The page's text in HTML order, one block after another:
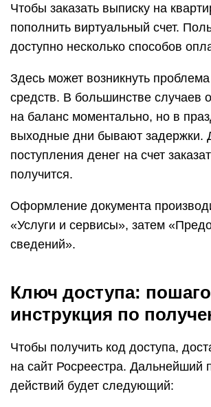
Чтобы заказать выписку на
пополнить виртуальный счет.
доступно несколько способов
Здесь может возникнуть
средств. В большинстве случаев
на баланс моментально, но в
выходные дни бывают задержки.
поступления денег на счет
получится.
Оформление документа
«Услуги и сервисы», затем
сведений».
Ключ доступа:
инструкция по
Чтобы получить код доступа,
на сайт Росреестра. Дальнейший
действий будет следующий: